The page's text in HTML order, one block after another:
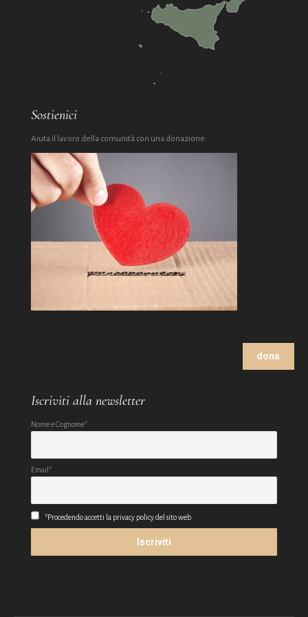
Sostienici
Aiuta il lavoro della comunità con una donazione.
dona
Iscriviti alla newsletter
Nome e Cognome*
Email*
*Procedendo accetti la privacy policy del sito web